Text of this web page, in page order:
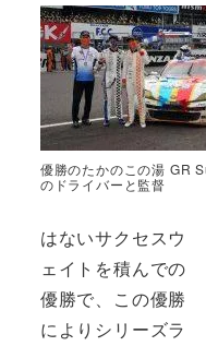
優勝のたかのこの湯 GR
のドライバーと監督
はないサクセスウ
ェイトを積んでの
優勝で、この優勝
によりシリーズラ